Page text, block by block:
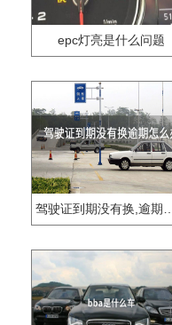
epc灯亮是什么问题